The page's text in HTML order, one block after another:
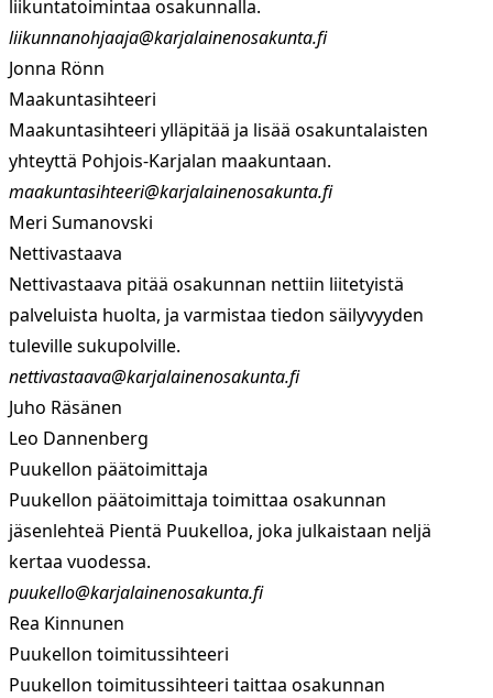
liikuntatoimintaa osakunnalla.
liikunnanohjaaja@karjalainenosakunta.fi
Jonna Rönn
Maakuntasihteeri
Maakuntasihteeri ylläpitää ja lisää osakuntalaisten
yhteyttä Pohjois-Karjalan maakuntaan.
maakuntasihteeri@karjalainenosakunta.fi
Meri Sumanovski
Nettivastaava
Nettivastaava pitää osakunnan nettiin liitetyistä
palveluista huolta, ja varmistaa tiedon säilyvyyden
tuleville sukupolville.
nettivastaava@karjalainenosakunta.fi
Juho Räsänen
Leo Dannenberg
Puukellon päätoimittaja
Puukellon päätoimittaja toimittaa osakunnan
jäsenlehteä Pientä Puukelloa, joka julkaistaan neljä
kertaa vuodessa.
puukello@karjalainenosakunta.fi
Rea Kinnunen
Puukellon toimitussihteeri
Puukellon toimitussihteeri taittaa osakunnan